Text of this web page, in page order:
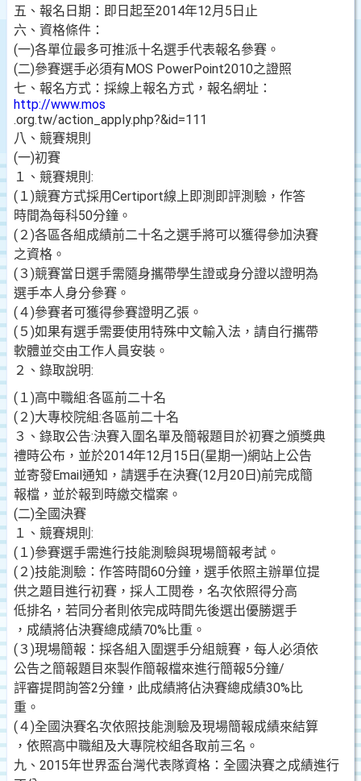
五、報名日期：即日起至2014年12月5日止
六、資格條件：
(一)各單位最多可推派十名選手代表報名參賽。
(二)參賽選手必須有MOS PowerPoint2010之證照
七、報名方式：採線上報名方式，報名網址：
http://www.mos
.org.tw/action_apply.php?&id=111
八、競賽規則
(一)初賽
１、競賽規則:
(１)競賽方式採用Certiport線上即測即評測驗，作答
時間為每科50分鐘。
(２)各區各組成績前二十名之選手將可以獲得參加決賽
之資格。
(３)競賽當日選手需隨身攜帶學生證或身分證以證明為
選手本人身分參賽。
(４)參賽者可獲得參賽證明乙張。
(５)如果有選手需要使用特殊中文輸入法，請自行攜帶
軟體並交由工作人員安裝。
２、錄取說明:
(１)高中職組:各區前二十名
(２)大專校院組:各區前二十名
３、錄取公告:決賽入圍名單及簡報題目於初賽之頒獎典
禮時公布，並於2014年12月15日(星期一)網站上公告
並寄發Email通知，請選手在決賽(12月20日)前完成簡
報檔，並於報到時繳交檔案。
(二)全國決賽
１、競賽規則:
(１)參賽選手需進行技能測驗與現場簡報考試。
(２)技能測驗：作答時間60分鐘，選手依照主辦單位提
供之題目進行初賽，採人工閱卷，名次依照得分高
低排名，若同分者則依完成時間先後選出優勝選手
，成績將佔決賽總成績70%比重。
(３)現場簡報：採各組入圍選手分組競賽，每人必須依
公告之簡報題目來製作簡報檔來進行簡報5分鐘/
評審提問詢答2分鐘，此成績將佔決賽總成績30%比
重。
(４)全國決賽名次依照技能測驗及現場簡報成績來結算
，依照高中職組及大專院校組各取前三名。
九、2015年世界盃台灣代表隊資格：全國決賽之成績進行